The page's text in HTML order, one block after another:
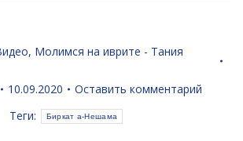
, Молимся на иврите - Тания
10.09.2020
Оставить комментарий
Теги:
Биркат а-Нешама